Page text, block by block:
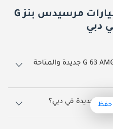
أسئلة وأجوبة عن السيارات مرسيدس بنز G
كم عدد سيارات مرسيدس بنز G 63 AMG جديدة والمتاحة
820,000.
حفظ